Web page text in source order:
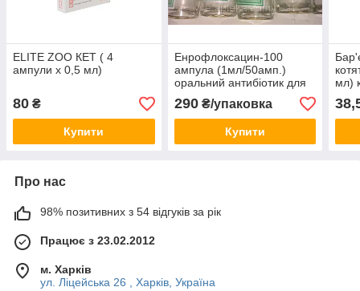
ELITE ZOO КЕТ ( 4
ампули х 0,5 мл)
80 ₴
Купити
Енрофлоксацин-100
ампула (1мл/50амп.)
оральний антибіотик для
птиці
290₴/упаковка
Купити
мл)
блох
Про нас
98% позитивних з 54 відгуків за рік
Працює з 23.02.2012
м. Харків
ул. Ліцейська 26 , Харків, Україна